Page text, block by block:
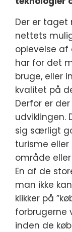
Der er
nettets
oplevelse
har for det
bruge, eller
kvalitet på
Derfor er
udviklingen.
sig særligt
turisme
område
En af de
man ikke
klikker på
forbrugerne
inden de